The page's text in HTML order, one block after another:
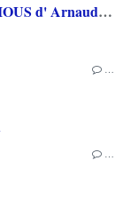
[REVUE LIVRE CINEMA] FAST & FURIOUS d' Arnaud BRIAND aux éditions CASA
…
…